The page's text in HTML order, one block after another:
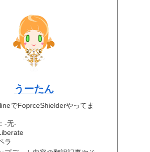
うーたん
でFoprceShielderやってま
-无-
ラ